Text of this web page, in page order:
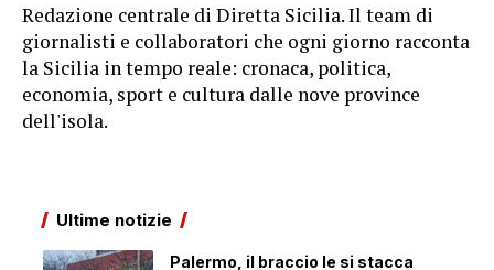
Redazione centrale di Diretta Sicilia. Il team di
giornalisti e collaboratori che ogni giorno racconta
la Sicilia in tempo reale: cronaca, politica,
economia, sport e cultura dalle nove province
dell'isola.
Ultime notizie
Palermo, il braccio le si stacca